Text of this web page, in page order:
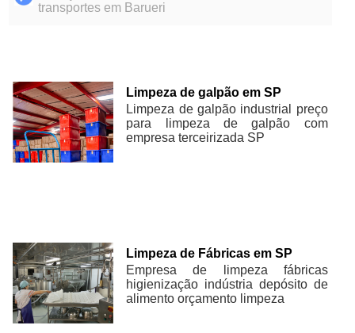
transportes em Barueri
Limpeza de galpão em SP
Limpeza de galpão industrial preço
para limpeza de galpão com
empresa terceirizada SP
Limpeza de Fábricas em SP
Empresa de limpeza fábricas
higienização indústria depósito de
alimento orçamento limpeza